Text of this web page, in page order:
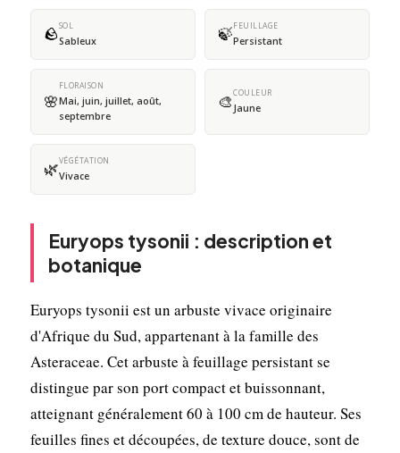
🪨SOL
Sableux 🍃FEUILLAGE
Persistant
🌸
FLORAISON
Mai, juin, juillet, août,
septembre
🎨COULEUR
Jaune
🌿VÉGÉTATION
Vivace
Euryops tysonii : description et
botanique
Euryops tysonii est un arbuste vivace originaire
d'Afrique du Sud, appartenant à la famille des
Asteraceae. Cet arbuste à feuillage persistant se
distingue par son port compact et buissonnant,
atteignant généralement 60 à 100 cm de hauteur. Ses
feuilles fines et découpées, de texture douce, sont de